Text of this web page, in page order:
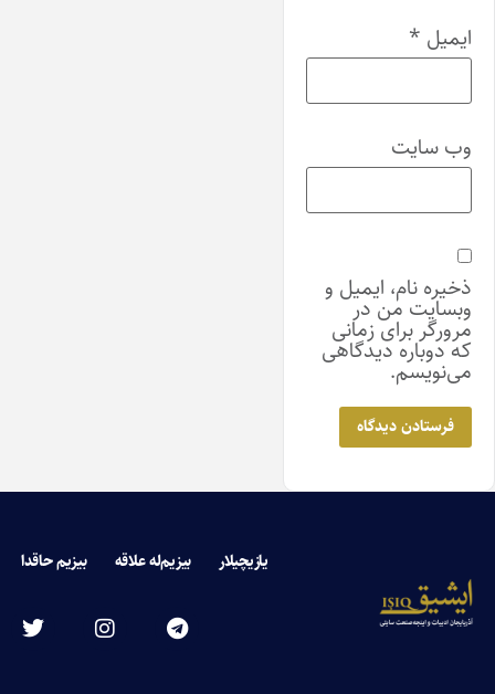
ایمیل *
وب‌ سایت
ذخیره نام، ایمیل و
وبسایت من در
مرورگر برای زمانی
که دوباره دیدگاهی
می‌نویسم.
یازیچیلار بیزیم‌له علاقه بیزیم حاقدا